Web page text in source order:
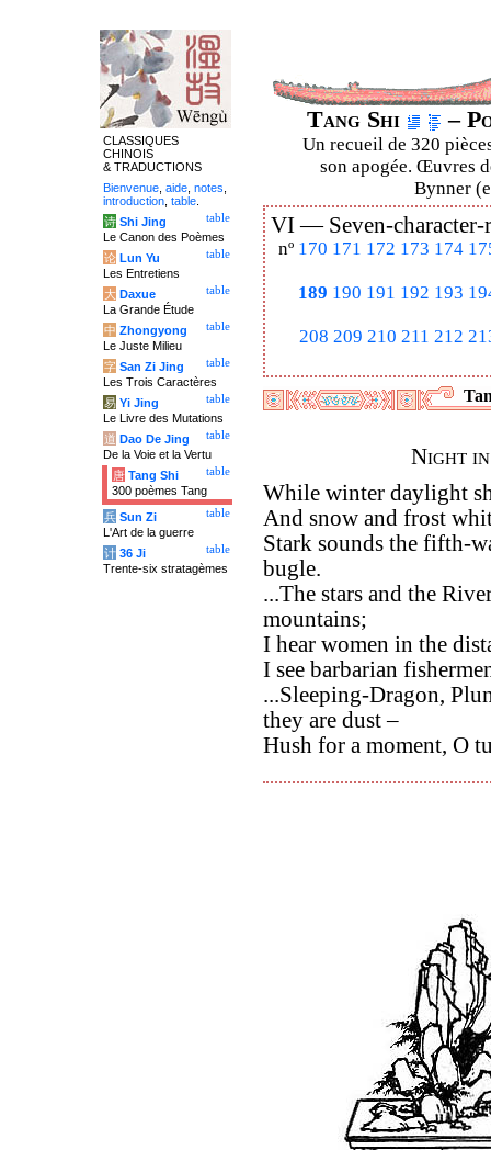
Tang Shi –
Un recueil de 320
son apogée. Œuvres
Bynner
VI — Seven-
nº 170 171 172 173 174
189 190 191 192 193
208 209 210 211 212
Night
While winter daylight
And snow and frost
Stark sounds the fifth-
bugle.
...The stars and the
mountains;
I hear women in the
I see barbarian
...Sleeping-Dragon,
they are dust –
Hush for a moment, O
CLASSIQUES
CHINOIS
& TRADUCTIONS
Bienvenue aide notes
introduction table
table
诗 Shi Jing
Le Canon des Poèmes
table
论 Lun Yu
Les Entretiens
table
大 Daxue
La Grande Étude
table
中 Zhongyong
Le Juste Milieu
table
字 San Zi Jing
Les Trois Caractères
table
易 Yi Jing
Le Livre des Mutations
table
道 Dao De Jing
De la Voie et la Vertu
table
唐 Tang Shi
300 poèmes Tang
table
兵 Sun Zi
L'Art de la guerre
table
计 36 Ji
Trente-six stratagèmes